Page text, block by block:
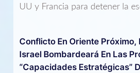
UU y Francia para detener la
Conflicto En Oriente Próximo,
Israel Bombardeará En Las
“capacidades Estratégicas”